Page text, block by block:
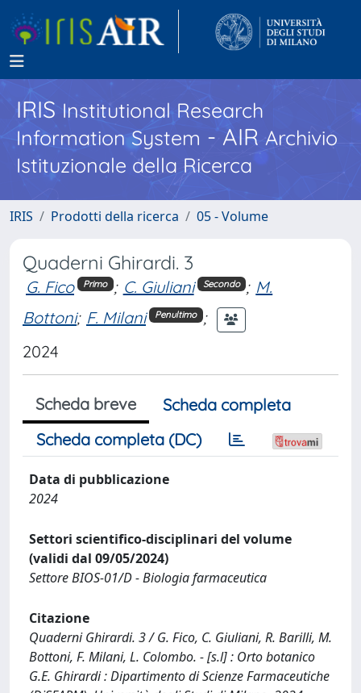
IRISInstitutional Research
Information System - AIR Archivio
Istituzionale della Ricerca
IRIS Prodotti della ricerca 05 - Volume
Quaderni Ghirardi. 3
G. Fico Primo ; C. Giuliani Secondo ; M.
Bottoni; F. Milani Penultimo ;
2024
Scheda breve
Scheda completa
Scheda completa (DC)
Data di pubblicazione
2024
Settori scientifico-disciplinari del volume
(validi dal 09/05/2024)
Settore BIOS-01/D - Biologia farmaceutica
Citazione
Quaderni Ghirardi. 3 / G. Fico, C. Giuliani, R. Barilli, M.
Bottoni, F. Milani, L. Colombo. - [s.l] : Orto botanico
G.E. Ghirardi : Dipartimento di Scienze Farmaceutiche